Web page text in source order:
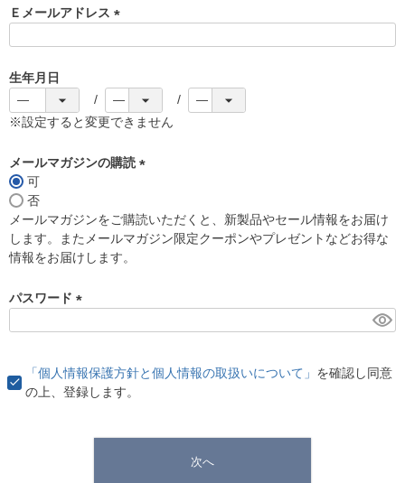
)
Ｅメールアドレス
)
生年月日
※設定すると変更できません
メールマガジンの購読
須
)
可
否
メールマガジンをご購読いただくと、新製品やセール情報をお届け
します。またメールマガジン限定クーポンやプレゼントなどお得な
情報をお届けします。
パスワード
)
「個人情報保護方針と個人情報の取扱いについて」 を確認し同意
の上、登録します。
次へ